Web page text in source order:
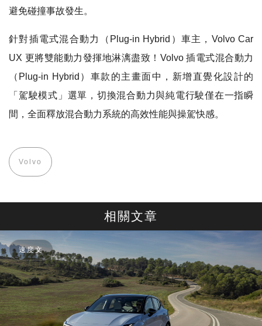
避免碰撞事故發生。
針對插電式混合動力（Plug-in Hybrid）車主，Volvo Car
UX 更將雙能動力發揮地淋漓盡致！Volvo 插電式混合動力
（Plug-in Hybrid）車款的主畫面中，新增直覺化設計的
「駕駛模式」選單，切換混合動力與純電行駛僅在一指瞬
間，全面釋放混合動力系統的高效性能與操駕快感。
Volvo
相關文章
速度文